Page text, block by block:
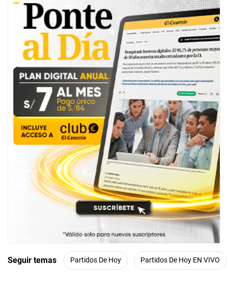
Seguir temas Partidos De Hoy Partidos De Hoy EN VIVO